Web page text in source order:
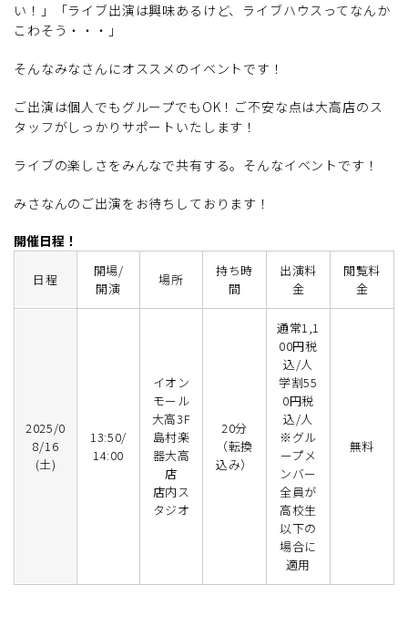
い！」「ライブ出演は興味あるけど、ライブハウスってなんか
こわそう・・・」
そんなみなさんにオススメのイベントです！
ご出演は個人でもグループでもOK！ご不安な点は大高店のス
タッフがしっかりサポートいたします！
ライブの楽しさをみんなで共有する。そんなイベントです！
みさなんのご出演をお待ちしております！
開催日程！
日程
開場/
開演
場所
持ち時
間
出演料
金
閲覧料
金
2025/0
8/16
(土)
13:50/
14:00
イオン
モール
大高3F
島村楽
器大高
店
店内ス
タジオ
20分
（転換
込み）
通常1,1
00円税
込/人
学割55
0円税
込/人
※グル
ープメ
ンバー
全員が
高校生
以下の
場合に
適用
無料